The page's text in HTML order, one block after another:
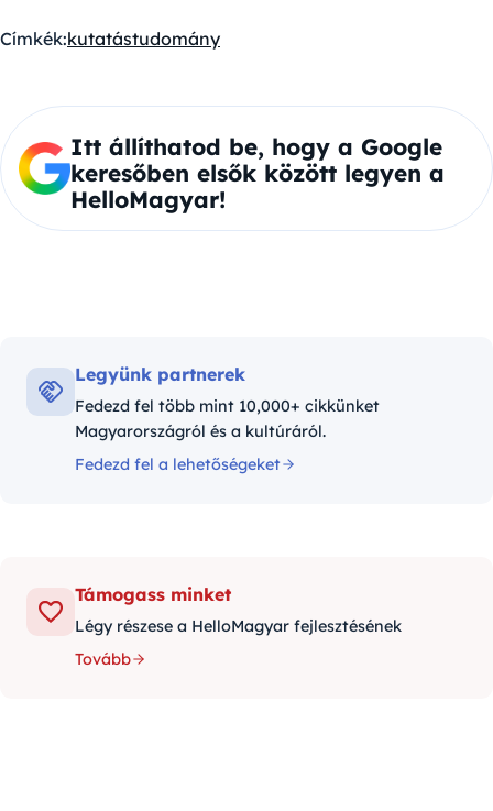
Címkék:kutatástudomány
Itt állíthatod be, hogy a Google
keresőben elsők között legyen a
HelloMagyar!
Legyünk partnerek
Fedezd fel több mint 10,000+ cikkünket
Magyarországról és a kultúráról.
Fedezd fel a lehetőségeket
Támogass minket
Légy részese a HelloMagyar fejlesztésének
Tovább